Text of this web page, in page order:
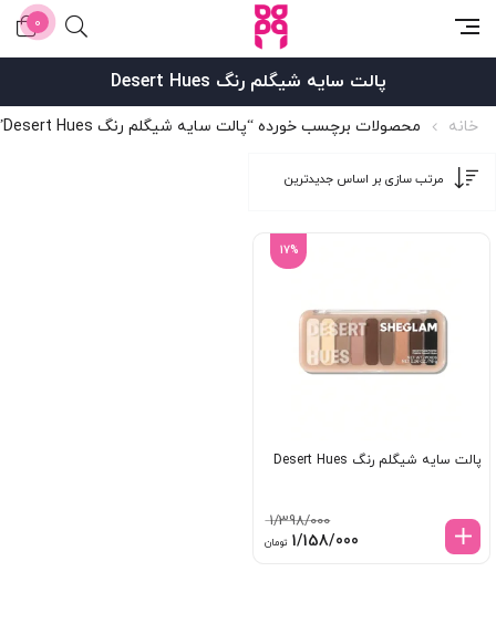
0
پالت سایه شیگلم رنگ Desert Hues
خانه محصولات برچسب خورده “پالت سایه شیگلم رنگ Desert Hues”
17%
پالت سایه شیگلم رنگ Desert Hues
1/398/000
قیمت
1/158/000 تومانقیمت